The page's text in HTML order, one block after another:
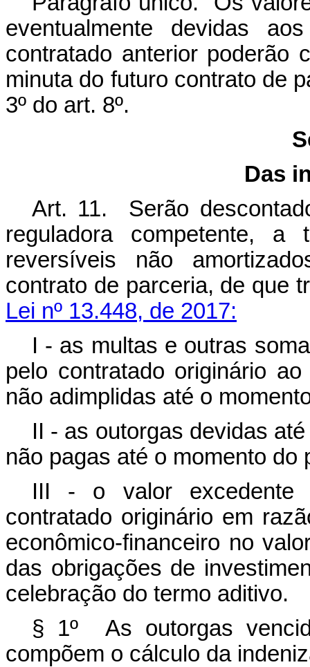
eventualmente devidas
contratado anterior poderão
minuta do futuro contrato de
3º do art. 8º.
Das
Art. 11. Serão
reguladora competente,
reversíveis não
contrato de parceria, de que
Lei nº 13.448, de 2017:
I - as multas e outras
pelo contratado originário
não adimplidas até o
II - as outorgas devidas
não pagas até o momento do
III - o valor excedente
contratado originário em
econômico-financeiro no
das obrigações de
celebração do termo aditivo.
§ 1º As outorgas
compõem o cálculo da